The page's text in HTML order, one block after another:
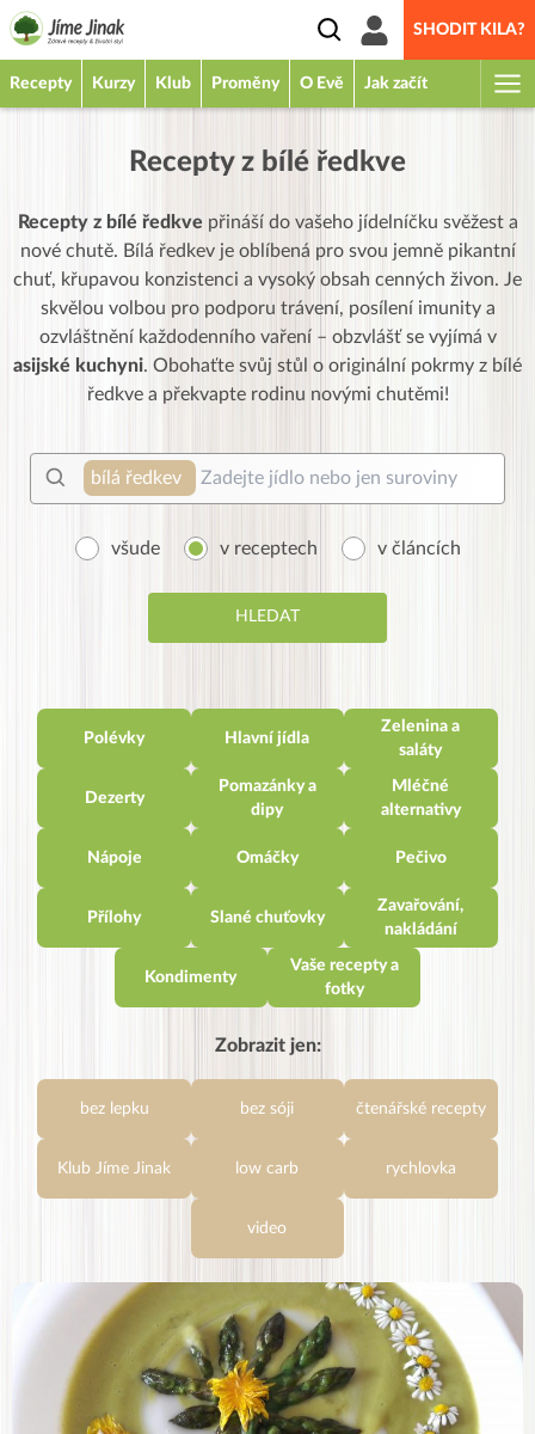
SHODIT KILA?
Recepty Kurzy Klub Proměny O Evě Jak začít
Recepty z bílé ředkve
Recepty z bílé ředkve přináší do vašeho jídelníčku svěžest a
nové chutě. Bílá ředkev je oblíbená pro svou jemně pikantní
chuť, křupavou konzistenci a vysoký obsah cenných živon. Je
skvělou volbou pro podporu trávení, posílení imunity a
ozvláštnění každodenního vaření – obzvlášť se vyjímá v
asijské kuchyni. Obohaťte svůj stůl o originální pokrmy z bílé
ředkve a překvapte rodinu novými chutěmi!
bílá ředkev
všude v receptech v článcích
Polévky Hlavní jídla
Zelenina a
saláty
Dezerty
Pomazánky a
dipy
Mléčné
alternativy
Nápoje Omáčky Pečivo
Přílohy Slané chuťovky
Zavařování,
nakládání
Kondimenty
Vaše recepty a
fotky
Zobrazit jen:
bez lepku bez sóji čtenářské recepty
Klub Jíme Jinak low carb rychlovka
video